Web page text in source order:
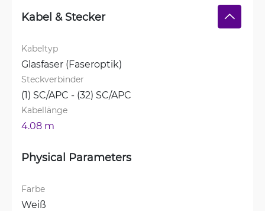
Kabel & Stecker
Kabeltyp
Glasfaser (Faseroptik)
Steckverbinder
(1) SC/APC - (32) SC/APC
Kabellänge
4.08 m
Physical Parameters
Farbe
Weiß